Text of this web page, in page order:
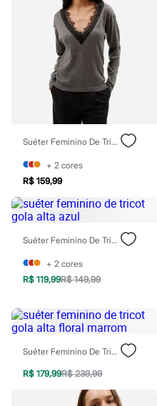
Camisas
Casacos e Jaquetas
Moda esportiva
Shorts e Bermudas
Todos os produtos
Arrumadinho para os meninos
Romântico para as meninas
Inverno
Roupas menina
0 a 24 meses
1 a 5 anos
4 a 12 anos
10 a 16 anos
Roupas menino
0 a 24 meses
1 a 5 anos
4 a 12 anos
10 a 16 anos
Recém-nascido
Bolsas e Mochilas
Chapéus
Calçados
Chinelos
Suéter Feminino De Tricot Decote V Com Renda Cinza
+ 2 cores
R$ 159,99
Suéter Feminino De Tricot Gola Alta Azul
+ 2 cores
R$ 119,99R$ 149,99
Suéter Feminino De Tricot Gola Alta Floral Marrom
R$ 179,99R$ 239,99